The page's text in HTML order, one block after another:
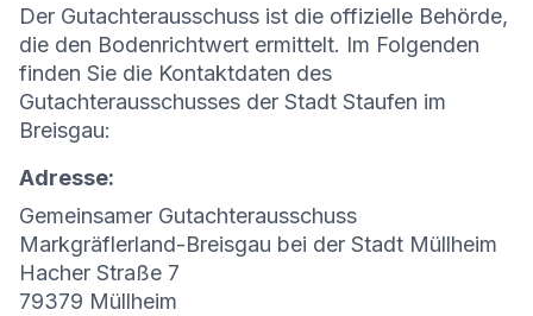
Der Gutachterausschuss ist die offizielle Behörde,
die den Bodenrichtwert ermittelt. Im Folgenden
finden Sie die Kontaktdaten des
Gutachterausschusses der Stadt Staufen im
Breisgau:
Adresse:
Gemeinsamer Gutachterausschuss
Markgräflerland-Breisgau bei der Stadt Müllheim
Hacher Straße 7
79379 Müllheim